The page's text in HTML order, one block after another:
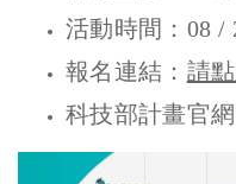
活動時間：08 /
報名連結： 請
科技部計畫官網